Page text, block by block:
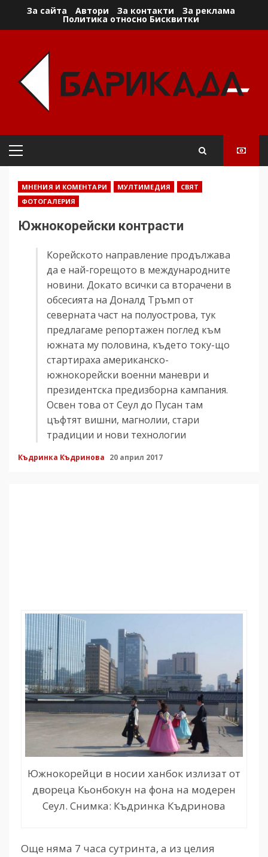
За сайта Автори За контакти За реклама
Политика относно Бисквитки
Primary
МНЕНИЯ И КОМЕНТАРИ МУЛТИМЕДИЯ
СВЯТ
ФОТОГАЛЕРИЯ
Южнокорейски контрасти
Корейското направление продължава
да е най-горещото в международните
новини. Докато всички са вторачени в
обсесията на Доналд Тръмп от
северната част на полуострова, тук
предлагаме репортажен поглед към
южната му половина, където току-що
стартираха американско-
южнокорейски военни маневри и
президентска предизборна кампания.
Освен това от Сеул до Пусан там
цъфтят вишни, магнолии, стари
традиции и нови технологии
Къдринка Къдринова 20 април 2017
Южнокорейци в носии ханбок излизат от
двореца Кьонбокун на фона на модерен
Сеул. Снимка: Къдринка Къдринова
Още няма 7 часа сутринта, а из целия